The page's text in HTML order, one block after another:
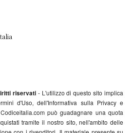
riservati- L'utilizzo di questo sito implica
d'Uso, dell'Informativa sulla Privacy e
può guadagnare una quota
tramite il nostro sito, nell'ambito delle